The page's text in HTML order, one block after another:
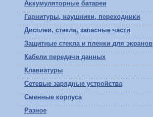
Аккумуляторные батареи
Гарнитуры, наушники, переходники
Дисплеи, стекла, запасные части
Защитные стекла и пленки для экранов
Кабели передачи данных
Клавиатуры
Сетевые зарядные устройства
Сменные корпуса
Разное